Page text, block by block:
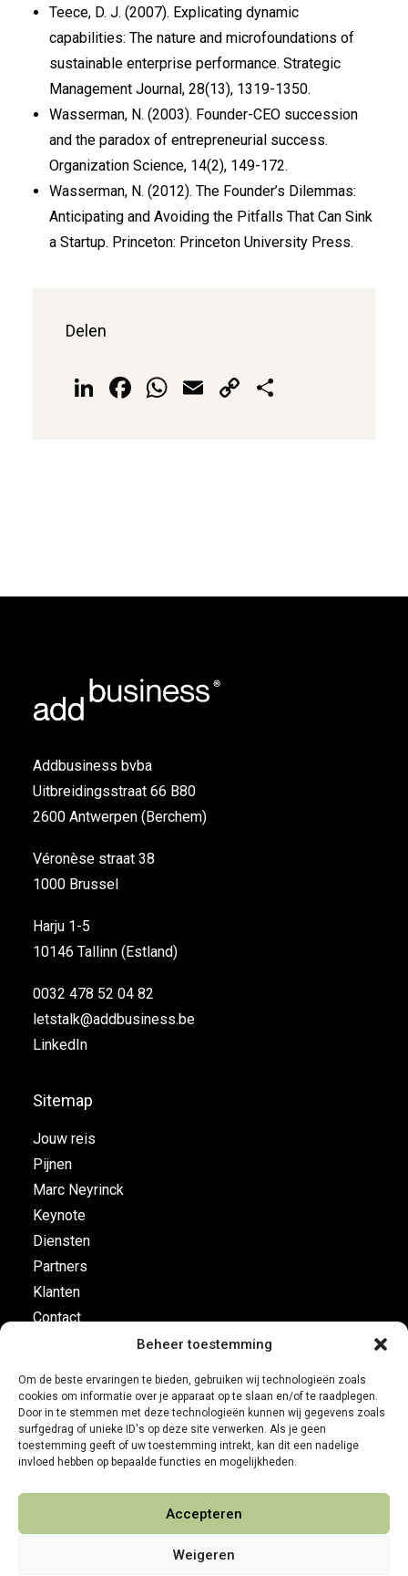
Beheer toestemming
Om de beste ervaringen te bieden, gebruiken wij technologieën zoals
cookies om informatie over je apparaat op te slaan en/of te raadplegen.
Door in te stemmen met deze technologieën kunnen wij gegevens zoals
surfgedrag of unieke ID's op deze site verwerken. Als je geen
toestemming geeft of uw toestemming intrekt, kan dit een nadelige
invloed hebben op bepaalde functies en mogelijkheden.
Accepteren
Weigeren
Teece, D. J. (2007). Explicating dynamic
capabilities: The nature and microfoundations of
sustainable enterprise performance. Strategic
Management Journal, 28(13), 1319-1350.
Wasserman, N. (2003). Founder-CEO succession
and the paradox of entrepreneurial success.
Organization Science, 14(2), 149-172.
Wasserman, N. (2012). The Founder’s Dilemmas:
Anticipating and Avoiding the Pitfalls That Can Sink
a Startup. Princeton: Princeton University Press.
Delen
LinkedIn
Facebook
WhatsApp
EmailCopy
Addbusiness bvba
Uitbreidingsstraat 66 B80
2600 Antwerpen (Berchem)
Véronèse straat 38
1000 Brussel
Harju 1-5
10146 Tallinn (Estland)
0032 478 52 04 82
letstalk@addbusiness.be
LinkedIn
Sitemap
Jouw reis
Pijnen
Marc Neyrinck
Keynote
Diensten
Partners
Klanten
Contact
Vluchtplan
Business Development
Customer leadership
Boordinstrumenten